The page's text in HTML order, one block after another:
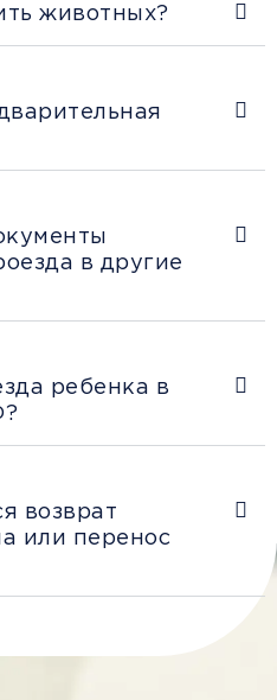
животных?
в другие
ребенка в
возврат
или перенос